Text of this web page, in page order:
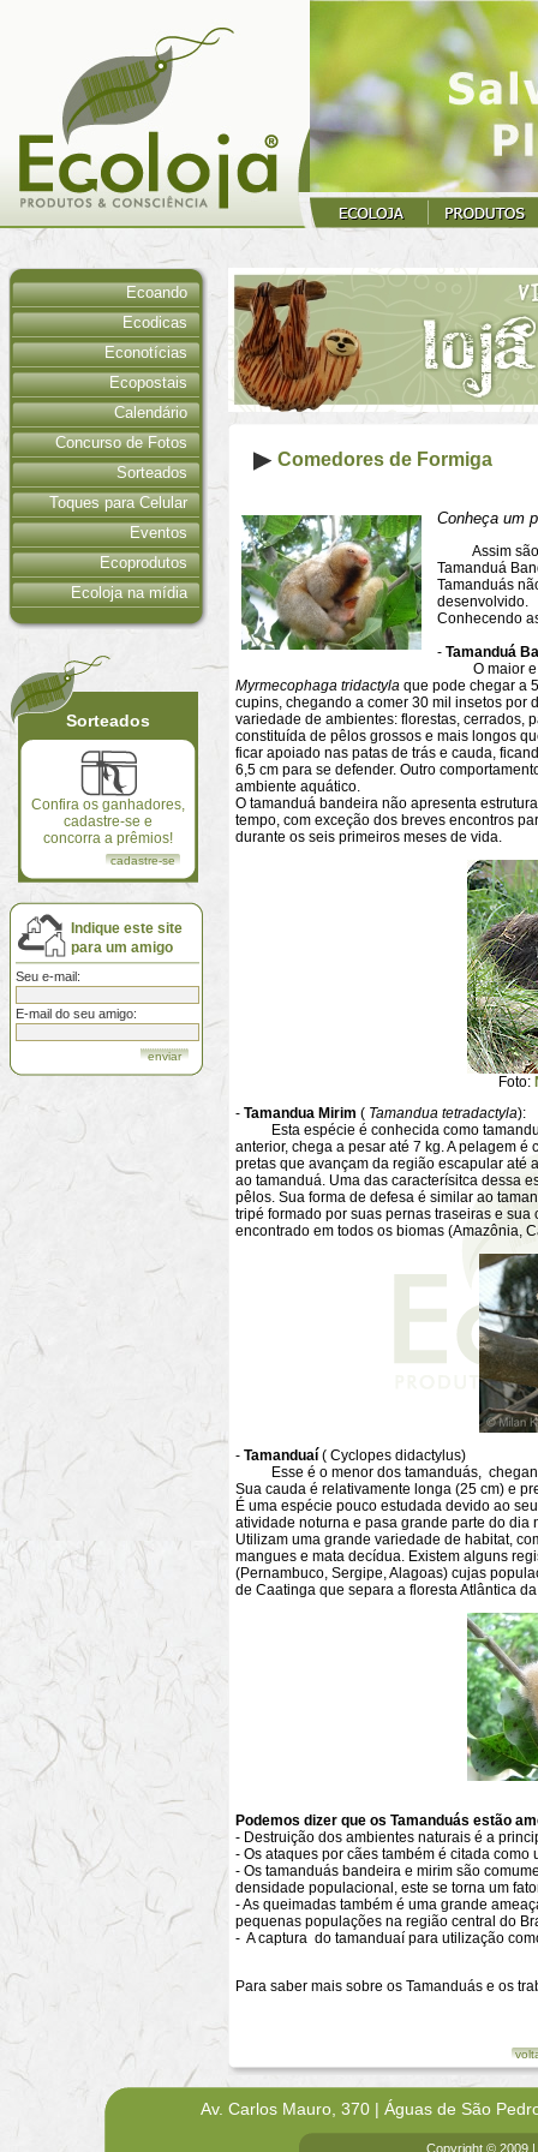
Ecoando
Ecodicas
Econotícias
Ecopostais
Calendário
Concurso de Fotos
Sorteados
Toques para Celular
Eventos
Ecoprodutos
Ecoloja na mídia
Sorteados
Confira os ganhadores,
cadastre-se e
concorra a prêmios!
cadastre-se
Indique este site
para um amigo
Seu e-mail:
E-mail do seu amigo:
Comedores de Formiga
Conheça um
Assim são
Tamanduá
Tamanduás
desenvolvido.
Conhecendo
- Tamanduá
O maior e
Myrmecophaga tridactyla que pode chegar a
cupins, chegando a comer 30 mil insetos por
variedade de ambientes: florestas, cerrados,
constituída de pêlos grossos e mais longos
ficar apoiado nas patas de trás e cauda,
6,5 cm para se defender. Outro
ambiente aquático.
O tamanduá bandeira não apresenta
tempo, com exceção dos breves encontros
durante os seis primeiros meses de vida.
Foto:
- Tamandua Mirim ( Tamandua tetradactyla):
Esta espécie é conhecida como
anterior, chega a pesar até 7 kg. A pelagem
pretas que avançam da região escapular até
ao tamanduá. Uma das caracterísitca dessa
pêlos. Sua forma de defesa é similar ao
tripé formado por suas pernas traseiras e
encontrado em todos os biomas (Amazônia,
- Tamanduaí ( Cyclopes didactylus)
Esse é o menor dos tamanduás,
Sua cauda é relativamente longa (25 cm) e
É uma espécie pouco estudada devido ao
atividade noturna e pasa grande parte do
Utilizam uma grande variedade de habitat,
mangues e mata decídua. Existem alguns
(Pernambuco, Sergipe, Alagoas) cujas
de Caatinga que separa a floresta Atlântica
Podemos dizer que os Tamanduás estão
- Destruição dos ambientes naturais é a
- Os ataques por cães também é citada como
- Os tamanduás bandeira e mirim são
densidade populacional, este se torna um
- As queimadas também é uma grande
pequenas populações na região central do
- A captura do tamanduaí para utilização
Para saber mais sobre os Tamanduás e os
Av. Carlos Mauro, 370 | Águas de São
Copyright © 2009